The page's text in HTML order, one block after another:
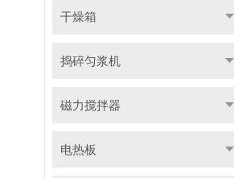
干燥箱
捣碎匀浆机
磁力搅拌器
电热板